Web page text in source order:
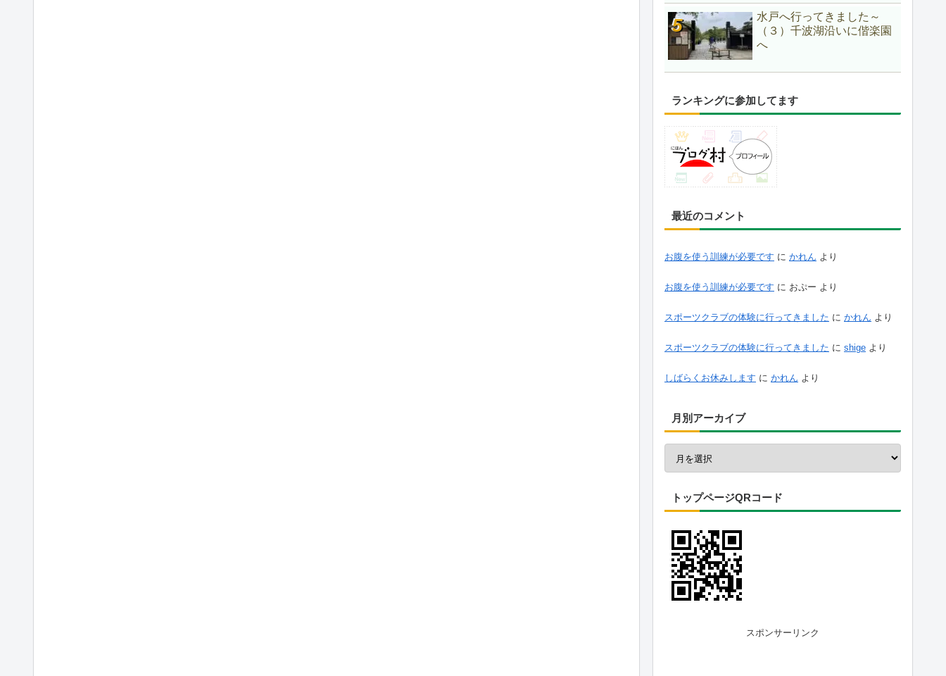
水戸へ行ってきました～
（３）千波湖沿いに偕楽園
へ
ランキングに参加してます
最近のコメント
お腹を使う訓練が必要です に かれん より
お腹を使う訓練が必要です に おぷー より
スポーツクラブの体験に行ってきました に かれん より
スポーツクラブの体験に行ってきました に shige より
しばらくお休みします に かれん より
月別アーカイブ
トップページQRコード
スポンサーリンク